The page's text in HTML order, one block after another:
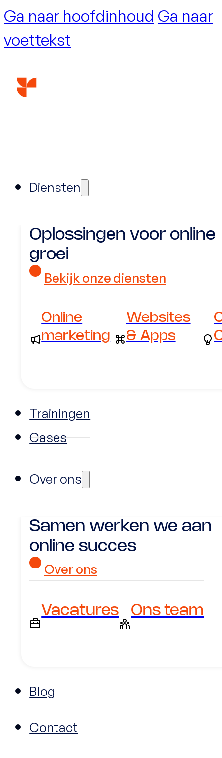
Ga naar hoofdinhoud Ga naar
voettekst
Diensten
Oplossingen voor online
groei
Bekijk onze diensten
Online
marketing
Websites
& Apps
Trainingen
Cases
Over ons
Samen werken we aan
online succes
Over ons
Vacatures Ons team
Blog
Contact